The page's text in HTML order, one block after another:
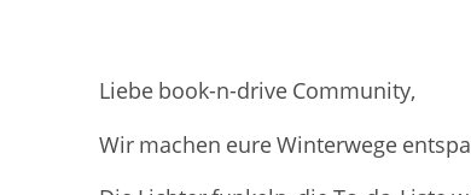
Liebe book-n-drive Community,
Wir machen eure Winterwege